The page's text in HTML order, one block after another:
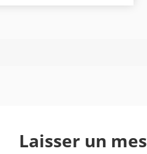
Laisser un